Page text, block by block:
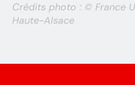
Crédits photo : © France
Haute-Alsace